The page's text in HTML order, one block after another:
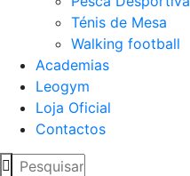
Ténis de Mesa
Walking football
Academias
Leogym
Loja Oficial
Contactos